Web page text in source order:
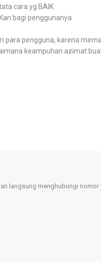
cara yg BAIK
bagi penggunanya
para pengguna, karena
keampuhan azimat
langsung menghubungi nomor